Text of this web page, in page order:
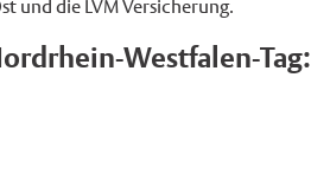
und die LVM Versicherung.
Westfalen-Tag: